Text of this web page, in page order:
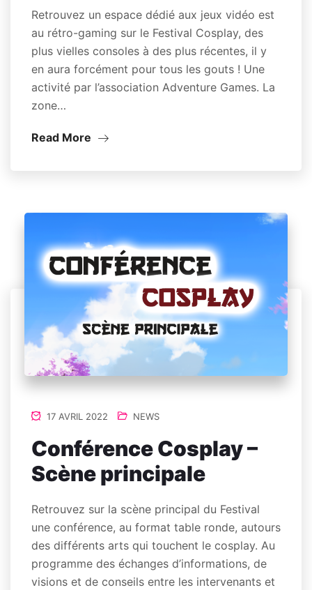
Retrouvez un espace dédié aux jeux vidéo est
au rétro-gaming sur le Festival Cosplay, des
plus vielles consoles à des plus récentes, il y
en aura forcément pour tous les gouts ! Une
activité par l’association Adventure Games. La
zone…
Read More
17 AVRIL 2022 NEWS
Conférence Cosplay –
Scène principale
Retrouvez sur la scène principal du Festival
une conférence, au format table ronde, autours
des différents arts qui touchent le cosplay. Au
programme des échanges d’informations, de
visions et de conseils entre les intervenants et